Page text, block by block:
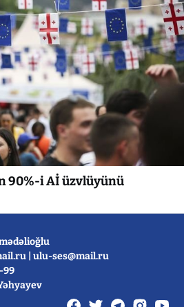
90%-i Aİ üzvlüyünü
ulu-ses@mail.ru
99